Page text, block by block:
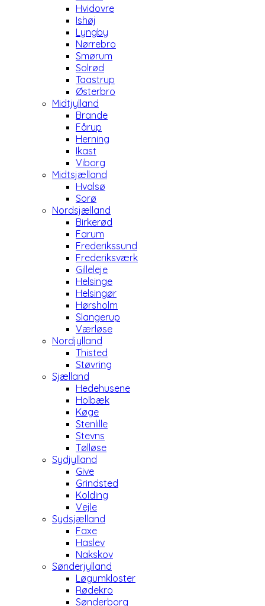
Hvidovre
Ishøj
Lyngby
Nørrebro
Smørum
Solrød
Taastrup
Østerbro
Midtjylland
Brande
Fårup
Herning
Ikast
Viborg
Midtsjælland
Hvalsø
Sorø
Nordsjælland
Birkerød
Farum
Frederikssund
Frederiksværk
Gilleleje
Helsinge
Helsingør
Hørsholm
Slangerup
Værløse
Nordjylland
Thisted
Støvring
Sjælland
Hedehusene
Holbæk
Køge
Stenlille
Stevns
Tølløse
Sydjylland
Give
Grindsted
Kolding
Vejle
Sydsjælland
Faxe
Haslev
Nakskov
Sønderjylland
Løgumkloster
Rødekro
Sønderborg